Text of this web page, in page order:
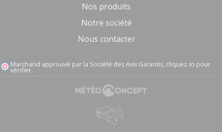
Nos produits
Notre société
Nous contacter
Marchand approuvé par la Société des Avis Garantis, cliquez ici pour
vérifier.